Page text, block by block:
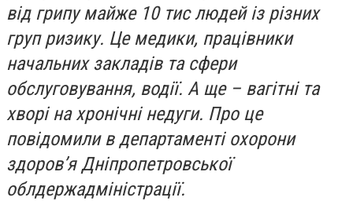
від грипу майже 10 тис людей із різних
груп ризику. Це медики, працівники
начальних закладів та сфери
обслуговування, водії. А ще – вагітні та
хворі на хронічні недуги. Про це
повідомили в департаменті охорони
здоров’я Дніпропетровської
облдержадміністрації.